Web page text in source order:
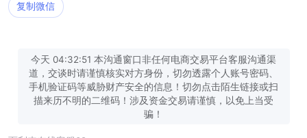
复制微信
今天 04:32:51 本沟通窗口非任何电商交易平台客服沟通渠
道，交谈时请谨慎核实对方身份，切勿透露个人账号密码、
手机验证码等威胁财产安全的信息！切勿点击陌生链接或扫
描来历不明的二维码！涉及资金交易请谨慎，以免上当受
骗！